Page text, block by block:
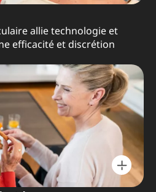
allie technologie et
efficacité et discrétion